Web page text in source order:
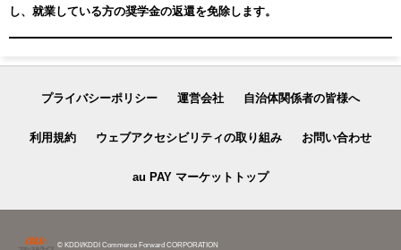
し、就業している方の奨学金の返還を免除します。
プライバシーポリシー 運営会社 自治体関係者の皆様へ
利用規約 ウェブアクセシビリティの取り組み お問い合わせ
au PAY マーケットトップ
© KDDI/KDDI Commerce Forward CORPORATION